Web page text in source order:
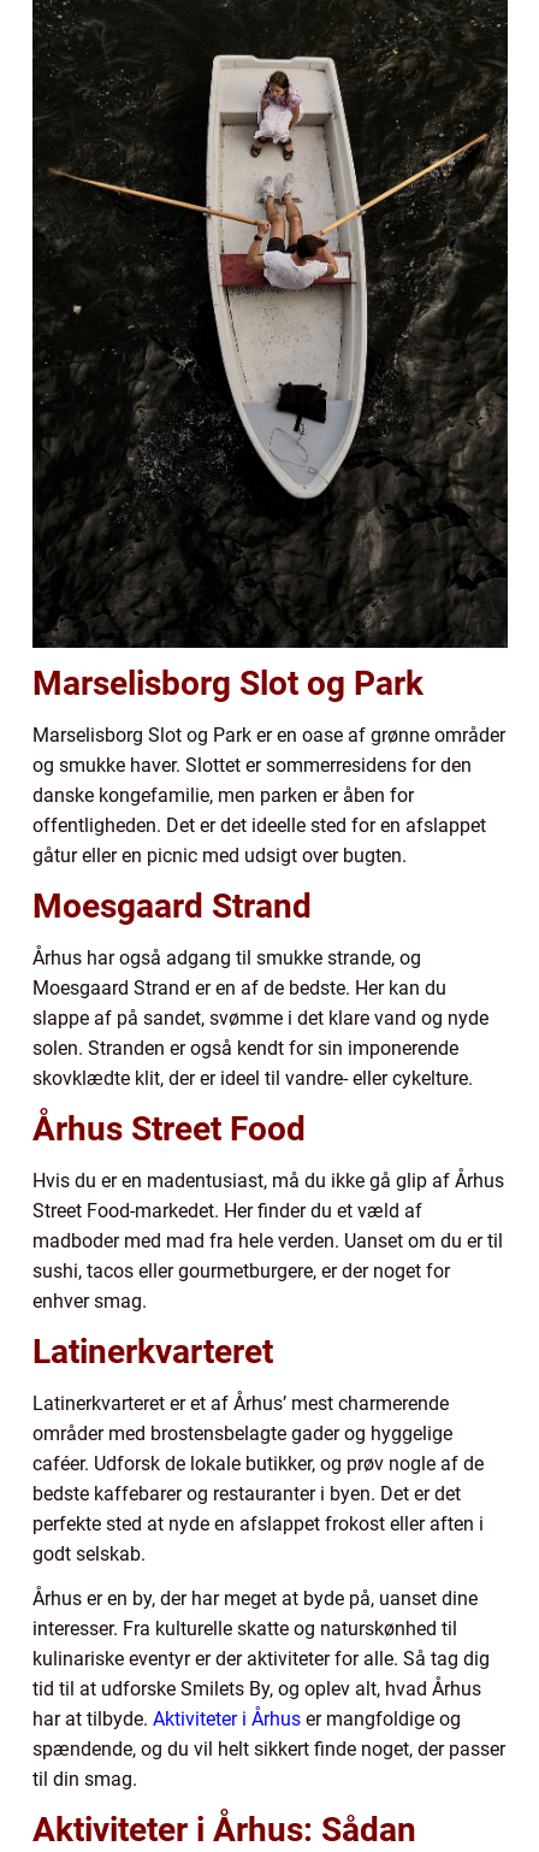
Marselisborg Slot og Park
Marselisborg Slot og Park er en oase af grønne områder
og smukke haver. Slottet er sommerresidens for den
danske kongefamilie, men parken er åben for
offentligheden. Det er det ideelle sted for en afslappet
gåtur eller en picnic med udsigt over bugten.
Moesgaard Strand
Århus har også adgang til smukke strande, og
Moesgaard Strand er en af de bedste. Her kan du
slappe af på sandet, svømme i det klare vand og nyde
solen. Stranden er også kendt for sin imponerende
skovklædte klit, der er ideel til vandre- eller cykelture.
Århus Street Food
Hvis du er en madentusiast, må du ikke gå glip af Århus
Street Food-markedet. Her finder du et væld af
madboder med mad fra hele verden. Uanset om du er til
sushi, tacos eller gourmetburgere, er der noget for
enhver smag.
Latinerkvarteret
Latinerkvarteret er et af Århus’ mest charmerende
områder med brostensbelagte gader og hyggelige
caféer. Udforsk de lokale butikker, og prøv nogle af de
bedste kaffebarer og restauranter i byen. Det er det
perfekte sted at nyde en afslappet frokost eller aften i
godt selskab.
Århus er en by, der har meget at byde på, uanset dine
interesser. Fra kulturelle skatte og naturskønhed til
kulinariske eventyr er der aktiviteter for alle. Så tag dig
tid til at udforske Smilets By, og oplev alt, hvad Århus
har at tilbyde. Aktiviteter i Århus er mangfoldige og
spændende, og du vil helt sikkert finde noget, der passer
til din smag.
Aktiviteter i Århus: Sådan